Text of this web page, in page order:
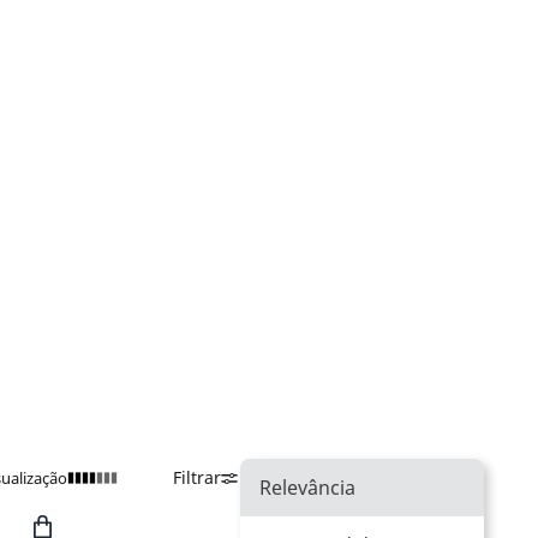
Filtrar Ordenar Por
Relevância